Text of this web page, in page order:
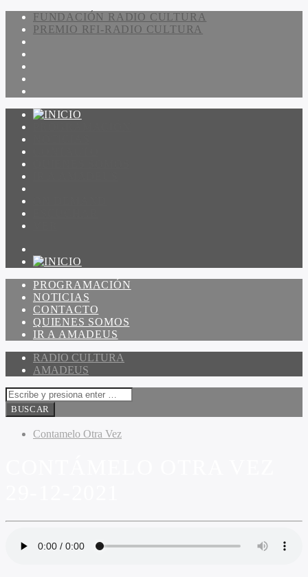
FUNDACIÓN RADIO CULTURA
PREMIO RFI-RADIO CULTURA
PROGRAMACIÓN
NOTICIAS
CONTACTO
QUIENES SOMOS
IR A AMADEUS
RADIO CULTURA
AMADEUS
Contamelo Otra Vez